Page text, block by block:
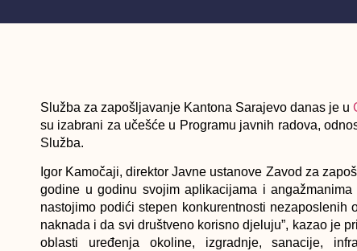
Služba za zapošljavanje Kantona Sarajevo danas je u
su izabrani za učešće u Programu javnih radova,
Služba.
Igor Kamočaji, direktor Javne ustanove Zavod za
godine u godinu svojim aplikacijama i
nastojimo podići stepen konkurentnosti
naknada i da svi društveno korisno djeluju”, kazao je
oblasti uređenja okoline, izgradnje, sanacije,